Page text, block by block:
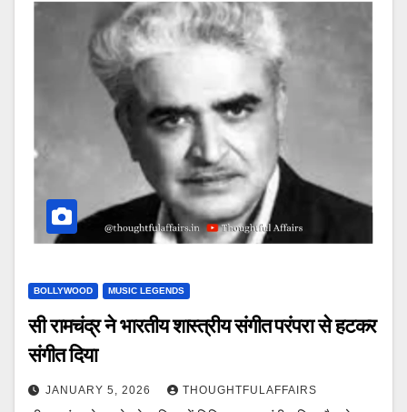
BOLLYWOOD MUSIC LEGENDS
सी रामचंद्र ने भारतीय शास्त्रीय संगीत परंपरा से हटकर
संगीत दिया
JANUARY 5, 2026 THOUGHTFULAFFAIRS